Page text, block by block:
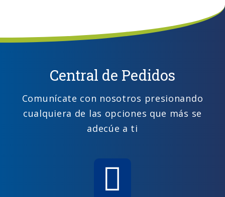
Central de Pedidos
Comunícate con nosotros presionando
cualquiera de las opciones que más se
adecúe a ti